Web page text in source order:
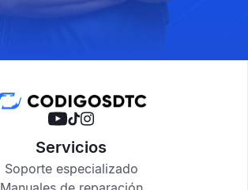
Servicios
Soporte especializado